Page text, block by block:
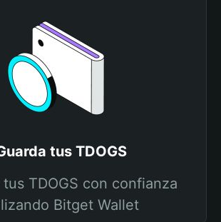
tus TDOGS
TDOGS con confianza
Bitget Wallet